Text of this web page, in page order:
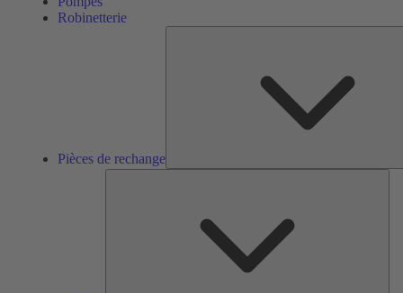
Robinetterie
Pièces de rechange